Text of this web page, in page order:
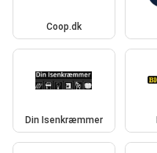
Coop.dk
Din Isenkræmmer